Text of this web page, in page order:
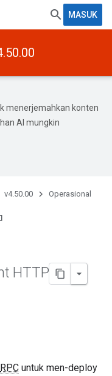
MASUK
menerjemahkan konten
AI mungkin
v4.50.00 Operasional
HTTP
RPC untuk men-deploy